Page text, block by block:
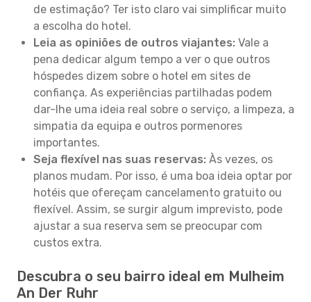
de estimação? Ter isto claro vai simplificar muito
a escolha do hotel.
Leia as opiniões de outros viajantes: Vale a
pena dedicar algum tempo a ver o que outros
hóspedes dizem sobre o hotel em sites de
confiança. As experiências partilhadas podem
dar-lhe uma ideia real sobre o serviço, a limpeza, a
simpatia da equipa e outros pormenores
importantes.
Seja flexível nas suas reservas: Às vezes, os
planos mudam. Por isso, é uma boa ideia optar por
hotéis que ofereçam cancelamento gratuito ou
flexível. Assim, se surgir algum imprevisto, pode
ajustar a sua reserva sem se preocupar com
custos extra.
Descubra o seu bairro ideal em Mulheim
An Der Ruhr